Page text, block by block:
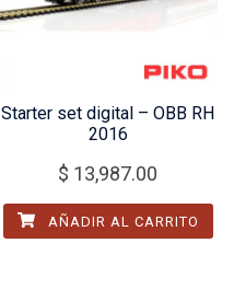
Starter set digital – OBB RH
2016
$ 13,987.00
AÑADIR AL CARRITO